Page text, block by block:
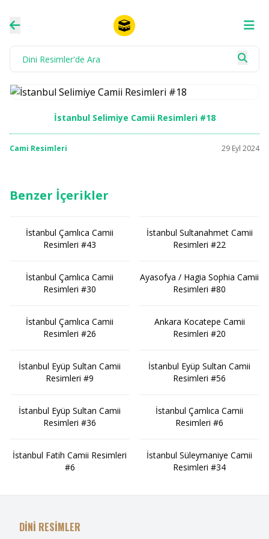
İstanbul Selimiye Camii Resimleri #18
Cami Resimleri 29 Eyl 2024
Benzer İçerikler
İstanbul Çamlıca Camii
Resimleri #43
İstanbul Çamlıca Camii
Resimleri #30
İstanbul Çamlıca Camii
Resimleri #26
İstanbul Eyüp Sultan Camii
Resimleri #9
İstanbul Eyüp Sultan Camii
Resimleri #36
İstanbul Fatih Camii Resimleri
#6
İstanbul Sultanahmet Camii
Resimleri #22
Ayasofya / Hagia Sophia Camii
Resimleri #80
Ankara Kocatepe Camii
Resimleri #20
İstanbul Eyüp Sultan Camii
Resimleri #56
İstanbul Çamlıca Camii
Resimleri #6
İstanbul Süleymaniye Camii
Resimleri #34
DİNİ RESİMLER